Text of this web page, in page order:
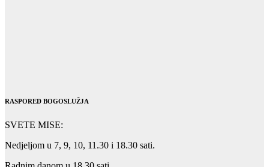
RASPORED BOGOSLUŽJA
SVETE MISE:
Nedjeljom u 7, 9, 10, 11.30 i 18.30 sati.